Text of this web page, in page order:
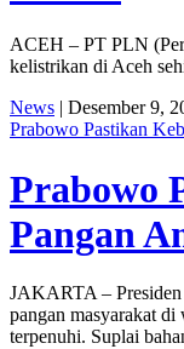
ACEH – PT PLN
kelistrikan di Aceh
News | Desember 9,
Prabowo Pastikan
Prabowo
Pangan
JAKARTA – Presiden
pangan masyarakat
terpenuhi. Suplai